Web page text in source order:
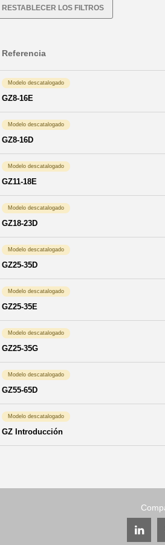
RESTABLECER LOS FILTROS
Referencia
Modelo descatalogado
GZ8-16E
Modelo descatalogado
GZ8-16D
Modelo descatalogado
GZ11-18E
Modelo descatalogado
GZ18-23D
Modelo descatalogado
GZ25-35D
Modelo descatalogado
GZ25-35E
Modelo descatalogado
GZ25-35G
Modelo descatalogado
GZ55-65D
Modelo descatalogado
GZ Introducción